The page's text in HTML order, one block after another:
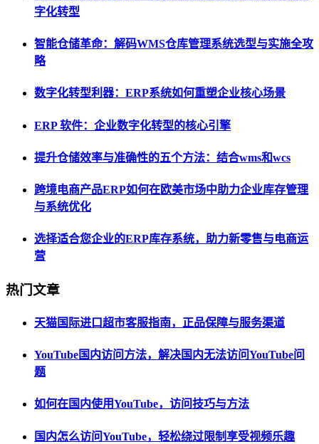
字化转型
智能仓储革命：解码WMS仓库管理系统选型与实施全攻
略
数字化转型利器：ERP系统如何重塑企业核心场景
ERP 软件：企业数字化转型的核心引擎
提升仓储效率与准确性的五个方法：结合wms和wcs
跨境电商产品ERP如何在欧美市场中助力企业库存管理
与系统优化
选择适合您企业的ERP库存系统，助力新零售与电商运
营
热门文章
天猫国际进口超市客服指南，正品保障与服务渠道
YouTube国内访问方法，解决国内无法访问YouTube问
题
如何在国内使用YouTube，访问技巧与方法
国内怎么访问YouTube，轻松绕过限制享受视频乐趣